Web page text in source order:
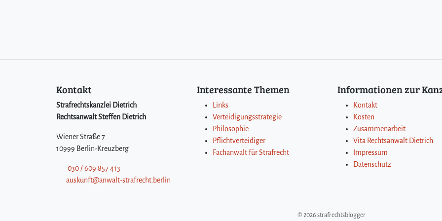
Kontakt
Strafrechtskanzlei Dietrich
Rechtsanwalt Steffen Dietrich
Wiener Straße 7
10999 Berlin-Kreuzberg
030 / 609 857 413
auskunft@anwalt-strafrecht.berlin
Interessante Themen
Links
Verteidigungsstrategie
Philosophie
Pflichtverteidiger
Fachanwalt für Strafrecht
Informationen zur
Kontakt
Kosten
Zusammenarbeit
Vita Rechtsanwalt Dietrich
Impressum
Datenschutz
© 2026 strafrechtsblogger